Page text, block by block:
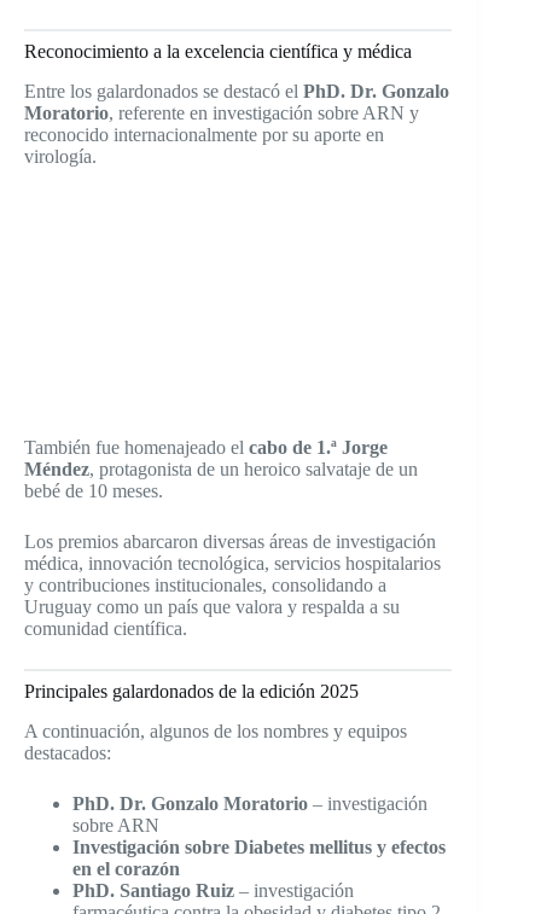
Reconocimiento a la excelencia científica y médica
Entre los galardonados se destacó el PhD. Dr. Gonzalo
Moratorio, referente en investigación sobre ARN y
reconocido internacionalmente por su aporte en
virología.
También fue homenajeado el cabo de 1.ª Jorge
Méndez, protagonista de un heroico salvataje de un
bebé de 10 meses.
Los premios abarcaron diversas áreas de investigación
médica, innovación tecnológica, servicios hospitalarios
y contribuciones institucionales, consolidando a
Uruguay como un país que valora y respalda a su
comunidad científica.
Principales galardonados de la edición 2025
A continuación, algunos de los nombres y equipos
destacados:
PhD. Dr. Gonzalo Moratorio – investigación
sobre ARN
Investigación sobre Diabetes mellitus y efectos
en el corazón
PhD. Santiago Ruiz – investigación